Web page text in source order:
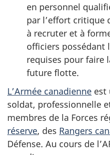
en personnel
par l’effort critique
à recruter et à
officiers possédant
requises pour faire
future flotte.
L’Armée canadienne est
soldat, professionnelle
membres de la Forces
réserve, des Rangers
Défense. Au cours de